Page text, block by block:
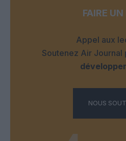
FAIRE
Appel aux
Soutenez Air Journal
NOUS